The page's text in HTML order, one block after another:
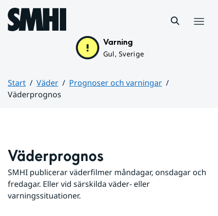
Hoppa till sidans innehåll
Varning
Gul, Sverige
Start Väder
Prognoser och varningar
Väderprognos
Väderprognos
SMHI publicerar väderfilmer måndagar, onsdagar och
fredagar. Eller vid särskilda väder- eller
varningssituationer.